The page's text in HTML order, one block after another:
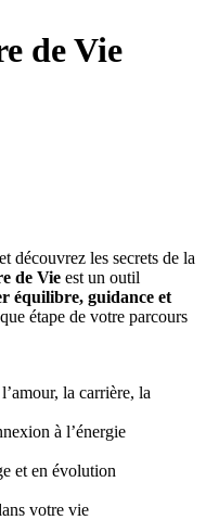
de Vie
découvrez les secrets de la
de Vie est un outil
équilibre, guidance et
étape de votre parcours
la carrière, la
à l’énergie
et en évolution
votre vie